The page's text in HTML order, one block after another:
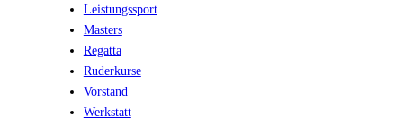
Leistungssport
Masters
Regatta
Ruderkurse
Vorstand
Werkstatt